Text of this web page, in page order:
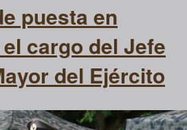
puesta en
cargo del Jefe
del Ejército